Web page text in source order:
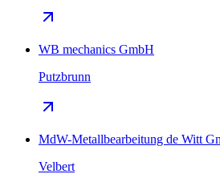
WB mechanics GmbH
Putzbrunn
MdW-Metallbearbeitung de Witt
Velbert